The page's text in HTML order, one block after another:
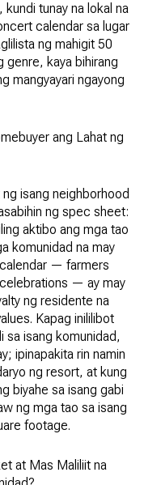
tunay na lokal na
calendar sa lugar
ng mahigit 50
genre, kaya bihirang
mangyayari ngayong
ang Lahat ng
isang neighborhood
ng spec sheet:
aktibo ang mga tao
komunidad na may
— farmers
— ay may
ng residente na
Kapag inililibot
sa isang komunidad,
ipinapakita rin namin
ng resort, at kung
biyahe sa isang gabi
ng mga tao sa isang
footage.
at Mas Maliliit na